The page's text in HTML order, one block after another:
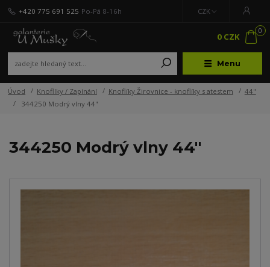
Menu
CZK
+420 775 691 525 Po-Pá 8-16h
0
0 CZK
Úvod Knoflíky / Zapínání Knoflíky Žirovnice - knoflíky s atestem
44"
344250 Modrý vlny 44"
344250 Modrý vlny 44"